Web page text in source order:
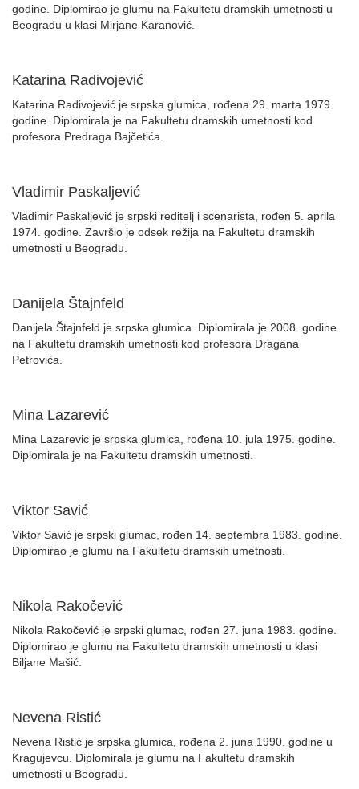
godine. Diplomirao je glumu na Fakultetu dramskih umetnosti u
Beogradu u klasi Mirjane Karanović.
Katarina Radivojević
Katarina Radivojević je srpska glumica, rođena 29. marta 1979.
godine. Diplomirala je na Fakultetu dramskih umetnosti kod
profesora Predraga Bajčetića.
Vladimir Paskaljević
Vladimir Paskaljević je srpski reditelj i scenarista, rođen 5. aprila
1974. godine. Završio je odsek režija na Fakultetu dramskih
umetnosti u Beogradu.
Danijela Štajnfeld
Danijela Štajnfeld je srpska glumica. Diplomirala je 2008. godine
na Fakultetu dramskih umetnosti kod profesora Dragana
Petrovića.
Mina Lazarević
Mina Lazarevic je srpska glumica, rođena 10. jula 1975. godine.
Diplomirala je na Fakultetu dramskih umetnosti.
Viktor Savić
Viktor Savić je srpski glumac, rođen 14. septembra 1983. godine.
Diplomirao je glumu na Fakultetu dramskih umetnosti.
Nikola Rakočević
Nikola Rakočević je srpski glumac, rođen 27. juna 1983. godine.
Diplomirao je glumu na Fakultetu dramskih umetnosti u klasi
Biljane Mašić.
Nevena Ristić
Nevena Ristić je srpska glumica, rođena 2. juna 1990. godine u
Kragujevcu. Diplomirala je glumu na Fakultetu dramskih
umetnosti u Beogradu.